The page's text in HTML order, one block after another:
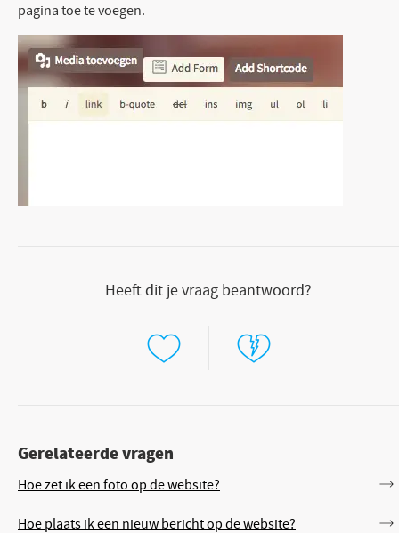
pagina toe te voegen.
Heeft dit je vraag beantwoord?
Gerelateerde vragen
Hoe zet ik een foto op de website?
Hoe plaats ik een nieuw bericht op de website?